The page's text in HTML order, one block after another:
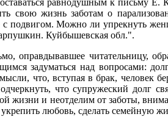
свою жизнь заботам о
с подвигом. Можно ли упрекнуть
Куйбышевская обл.".
оправдывавшее читательницу,
задуматься над вопросами:
что, вступая в брак, человек
что супружеский долг
жизни и неотделим от заботы,
любовь, сделать семейную